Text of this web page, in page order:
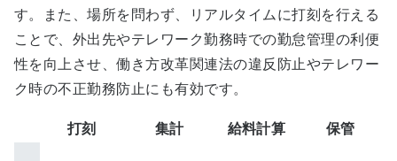
す。また、場所を問わず、リアルタイムに打刻を行える
ことで、外出先やテレワーク勤務時での勤怠管理の利便
性を向上させ、働き方改革関連法の違反防止やテレワー
ク時の不正勤務防止にも有効です。
打刻 集計 給料計算 保管